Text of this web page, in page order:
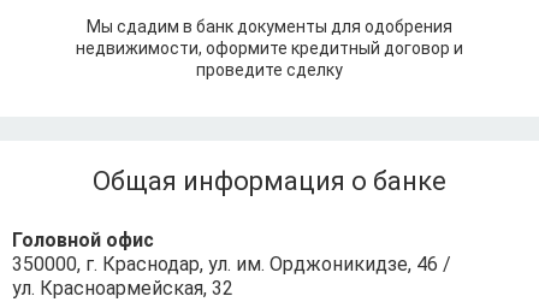
Мы сдадим в банк документы для одобрения
недвижимости, оформите кредитный договор и
проведите сделку
Общая информация о банке
Головной офис
350000, г. Краснодар, ул. им. Орджоникидзе, 46 /
ул. Красноармейская, 32